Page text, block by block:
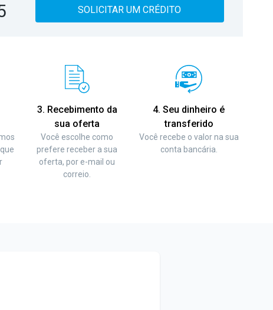
SOLICITAR UM CRÉDITO
3. Recebimento da
sua oferta
Você escolhe como
prefere receber a sua
oferta, por e-mail ou
correio.
4. Seu dinheiro é
transferido
Você recebe o valor na sua
conta bancária.